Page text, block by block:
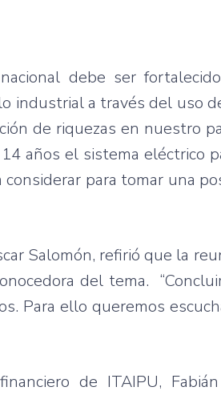
debe ser
industrial a través del uso
de riquezas en nuestro
años el sistema eléctrico
para tomar una
Salomón, refirió que la
del tema.
Para ello queremos
de ITAIPU,